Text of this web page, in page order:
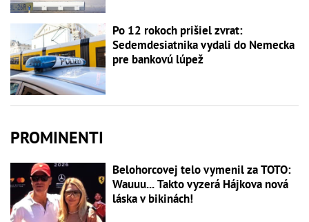
Po 12 rokoch prišiel zvrat:
Sedemdesiatnika vydali do Nemecka
pre bankovú lúpež
PROMINENTI
Belohorcovej telo vymenil za TOTO:
Wauuu... Takto vyzerá Hájkova nová
láska v bikinách!